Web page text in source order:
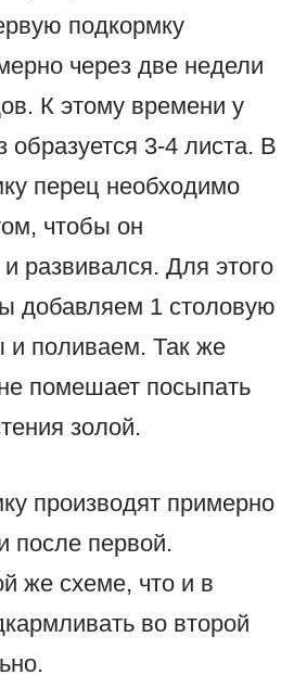
подкормку
через две недели
К этому времени у
образуется 3-4 листа. В
перец необходимо
чтобы он
развивался. Для этого
добавляем 1 столовую
и поливаем. Так же
помешает посыпать
золой.
производят примерно
после первой.
же схеме, что и в
во второй